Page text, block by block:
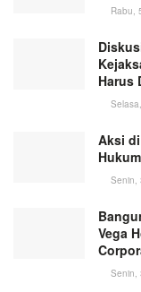
Rabu,
Harus
Aksi
Senin,
Vega
Senin,